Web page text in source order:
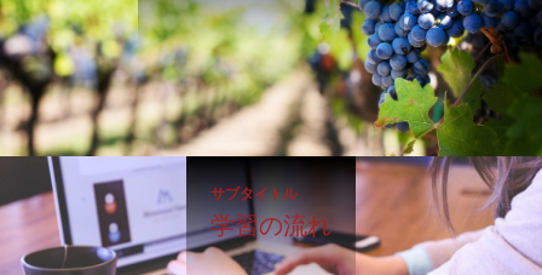
サブタイトル
学習の流れ